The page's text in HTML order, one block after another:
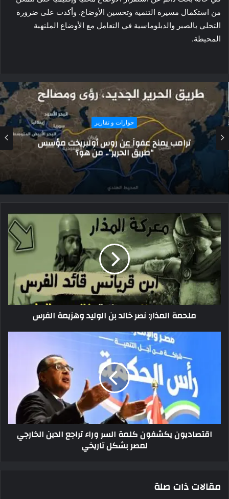
من استكمال مسيرة التنمية وتحسين الأوضاع. وأكدت على ضرورة
التحلي بالصبر والدبلوماسية في التعامل مع الأوضاع الملتهبة
المحيطة.
حوارات و تقارير
ترامب يمنح عفواً عن روس أولبريخت مؤسس
“طريق الحرير”.. من هو؟
ملحمة المذار: نصر خالد بن الوليد وهزيمة الفرس
اقتصاديون يكشفون كلمة السر وراء تراجع الدين الخارجي
لمصر بشكل تاريخي
مقالات ذات صلة